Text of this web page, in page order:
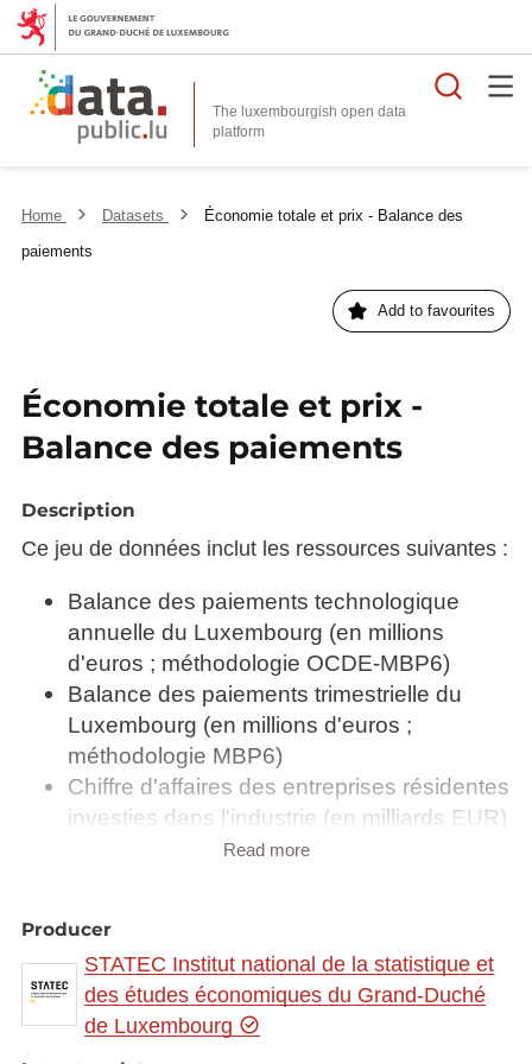
The luxembourgish open data
platform
Home Datasets
Économie totale et prix - Balance des
paiements
Add to favourites
Économie totale et prix -
Balance des paiements
Description
Ce jeu de données inclut les ressources suivantes :
Balance des paiements technologique
annuelle du Luxembourg (en millions
d'euros ; méthodologie OCDE-MBP6)
Balance des paiements trimestrielle du
Luxembourg (en millions d'euros ;
méthodologie MBP6)
Chiffre d'affaires des entreprises résidentes
investies dans l'industrie (en milliards EUR)
Compte courant annuel du Luxembourg
Luxembourg - soldes des principales
rubriques 1960 - 2001 (en millions d'euros ;
ancienne méthodologie MBP5)
Compte courant mensuel du Luxembourg
Read more
Producer
STATEC Institut national de la statistique et
des études économiques du Grand-Duché
de Luxembourg